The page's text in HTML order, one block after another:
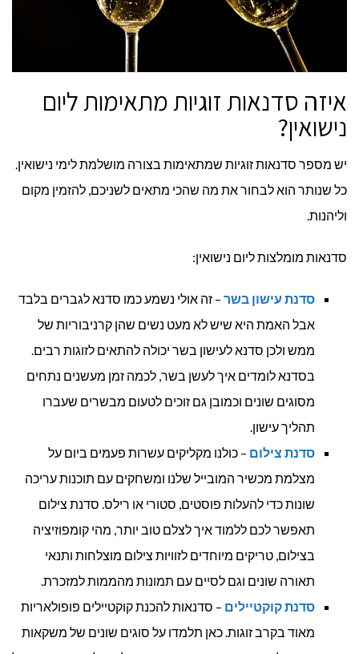
איזה סדנאות זוגיות מתאימות ליום
נישואין?
יש מספר סדנאות זוגיות שמתאימות בצורה מושלמת לימי נישואין.
כל שנותר הוא לבחור את מה שהכי מתאים לשניכם, להזמין מקום
וליהנות.
סדנאות מומלצות ליום נישואין:
סדנת עישון בשר – זה אולי נשמע כמו סדנא לגברים בלבד
אבל האמת היא שיש לא מעט נשים שהן קרניבוריות של
ממש ולכן סדנא לעישון בשר יכולה להתאים לזוגות רבים.
בסדנא לומדים איך לעשן בשר, לכמה זמן מעשנים נתחים
מסוגים שונים וכמובן גם זוכים לטעום מבשרים שעברו
תהליך עישון.
סדנת צילום – כולנו מקליקים עשרות פעמים ביום על
מצלמת מכשיר המובייל שלנו ומשחקים עם תוכנות עריכה
שונות כדי להעלות פוסטים, סטורי או רילס. סדנת צילום
תאפשר לכם ללמוד איך לצלם טוב יותר, מהי קומפוזיציה
בצילום, טריקים מיוחדים לזוויות צילום מוצלחות ותנאי
תאורה שונים וגם לסיים עם תמונות מהממות למזכרת.
סדנת קוקטיילים – סדנאות להכנת קוקטיילים פופולאריות
מאוד בקרב זוגות. כאן תלמדו על סוגים שונים של משקאות